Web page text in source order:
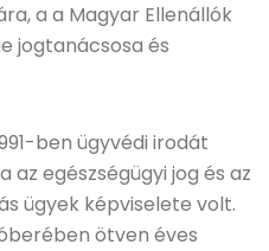
a a Magyar Ellenállók
jogtanácsosa és
ben ügyvédi irodát
egészségügyi jog és az
ügyek képviselete volt.
ötven éves